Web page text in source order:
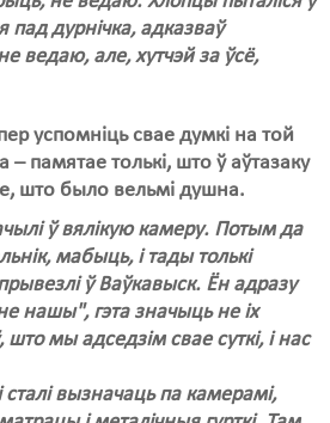
пад дурнічка, адказваў
ведаю, але, хутчэй за ўсё,
успомніць свае думкі на той
памятае толькі, што ў аўтазаку
што было вельмі душна.
ў вялікую камеру. Потым да
мабыць, і тады толькі
ў Ваўкавыск. Ён адразу
нашы", гэта значыць не іх
што мы адседзім свае суткі, і нас
вызначаць па камерамі,